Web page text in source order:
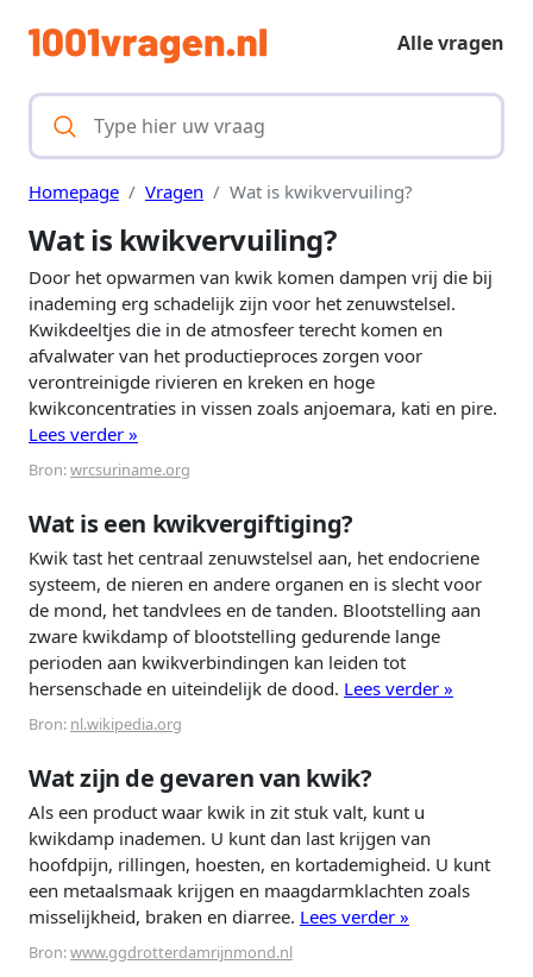
Alle vragen
Homepage Vragen Wat is kwikvervuiling?
Wat is kwikvervuiling?
Door het opwarmen van kwik komen dampen vrij die bij
inademing erg schadelijk zijn voor het zenuwstelsel.
Kwikdeeltjes die in de atmosfeer terecht komen en
afvalwater van het productieproces zorgen voor
verontreinigde rivieren en kreken en hoge
kwikconcentraties in vissen zoals anjoemara, kati en pire.
Lees verder »
Bron:wrcsuriname.org
Wat is een kwikvergiftiging?
Kwik tast het centraal zenuwstelsel aan, het endocriene
systeem, de nieren en andere organen en is slecht voor
de mond, het tandvlees en de tanden. Blootstelling aan
zware kwikdamp of blootstelling gedurende lange
perioden aan kwikverbindingen kan leiden tot
hersenschade en uiteindelijk de dood. Lees verder »
Bron: nl.wikipedia.org
Wat zijn de gevaren van kwik?
Als een product waar kwik in zit stuk valt, kunt u
kwikdamp inademen. U kunt dan last krijgen van
hoofdpijn, rillingen, hoesten, en kortademigheid. U kunt
een metaalsmaak krijgen en maagdarmklachten zoals
misselijkheid, braken en diarree. Lees verder »
Bron:www.ggdrotterdamrijnmond.nl